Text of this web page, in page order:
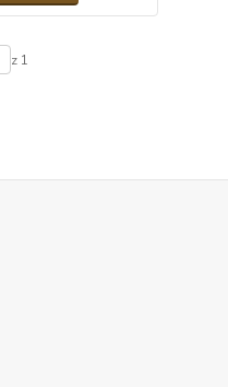
z 1